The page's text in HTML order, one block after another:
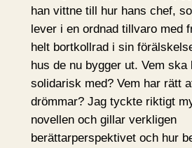
han vittne till hur hans chef,
lever i en ordnad tillvaro med
helt bortkollrad i sin
hus de nu bygger ut. Vem ska
solidarisk med? Vem har rätt
drömmar? Jag tyckte riktigt
novellen och gillar verkligen
berättarperspektivet och hur